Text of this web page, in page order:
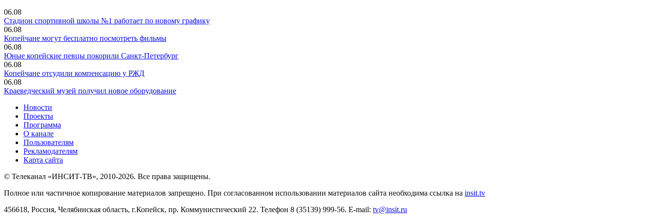
06.08
Стадион спортивной школы №1 работает по новому графику
06.08
Копейчане могут бесплатно посмотреть фильмы
06.08
Юные копейские певцы покорили Санкт-Петербург
06.08
Копейчане отсудили компенсацию у РЖД
06.08
Краеведческий музей получил новое оборудование
Новости
Проекты
Программа
О канале
Пользователям
Рекламодателям
Карта сайта
© Телеканал «ИНСИТ-ТВ», 2010-2026. Все права защищены.
Полное или частичное копирование материалов запрещено. При согласованном использовании материалов сайта необходима ссылка на insit.tv
456618, Россия, Челябинская область, г.Копейск, пр. Коммунистический 22. Телефон 8 (35139) 999-56. E-mail: tv@insit.ru